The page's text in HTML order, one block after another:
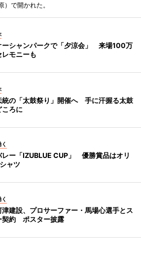
で開かれた。
ーシャンパークで「夕涼会」 来場100万
レモニーも
統の「太鼓祭り」開催へ 手に汗握る太鼓
ろに
レー「IZUBLUE CUP」 優勝賞品はオリ
ャツ
津建設、プロサーファー・馬場心選手とス
契約 ポスター披露